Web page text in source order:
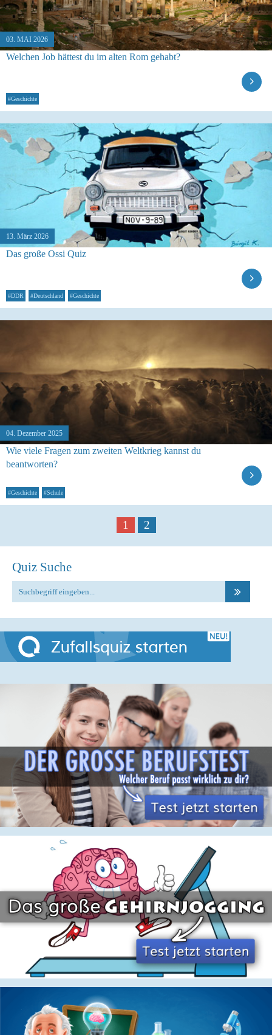
03. MAI 2026
Welchen Job hättest du im alten Rom gehabt?
#Geschichte
13. März 2026
Das große Ossi Quiz
#DDR #Deutschland #Geschichte
04. Dezember 2025
Wie viele Fragen zum zweiten Weltkrieg kannst du
beantworten?
#Geschichte #Schule
1 2
Quiz Suche